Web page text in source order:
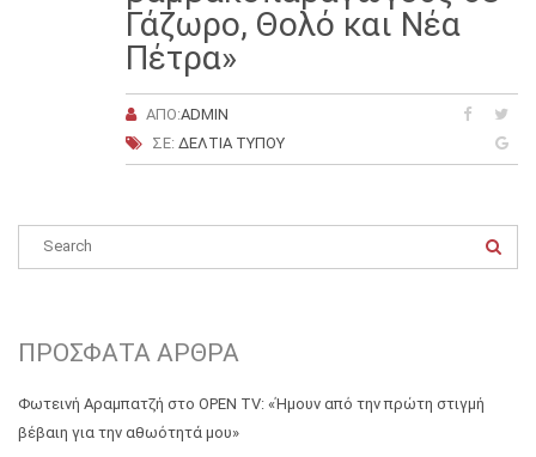
Γάζωρο, Θολό και Νέα
Πέτρα»
ΑΠΌ:ADMIN
ΣΕ: ΔΕΛΤΊΑ ΤΎΠΟΥ
ΠΡΌΣΦΑΤΑ ΆΡΘΡΑ
Φωτεινή Αραμπατζή στο OPEN TV: «Ήμουν από την πρώτη στιγμή
βέβαιη για την αθωότητά μου»